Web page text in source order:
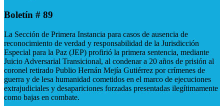
Boletín # 89
La Sección de Primera Instancia para casos de ausencia de
reconocimiento de verdad y responsabilidad de la Jurisdicción
Especial para la Paz (JEP) profirió la primera sentencia, mediante
Juicio Adversarial Transicional, al condenar a 20 años de prisión al
coronel retirado Publio Hernán Mejía Gutiérrez por crímenes de
guerra y de lesa humanidad cometidos en el marco de ejecuciones
extrajudiciales y desapariciones forzadas presentadas ilegítimamente
como bajas en combate.